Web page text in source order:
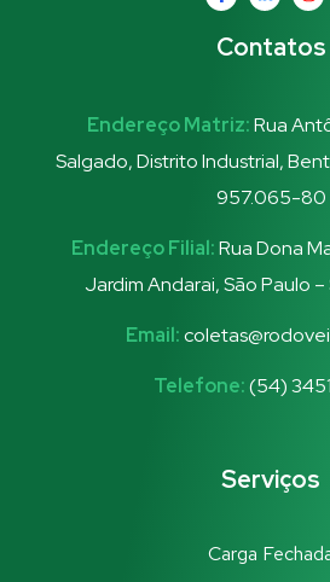
Contatos
Endereço Matriz:Rua
Salgado, Distrito Industrial,
957.065-80
Endereço Filial:Rua Dona
Jardim Andarai, São Paulo
Email:
Telefone:(54)
Serviços
Carga